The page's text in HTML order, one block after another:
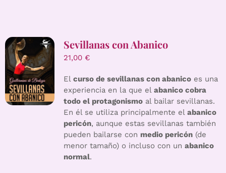
Sevillanas con Abanico
21,00 €
El curso de sevillanas con abanicoes una
experiencia en la que el abanico cobra
todo el protagonismoal bailar sevillanas.
En él se utiliza principalmente el abanico
pericón, aunque estas sevillanas también
pueden bailarse con medio pericón(de
menor tamaño) o incluso con un abanico
normal.